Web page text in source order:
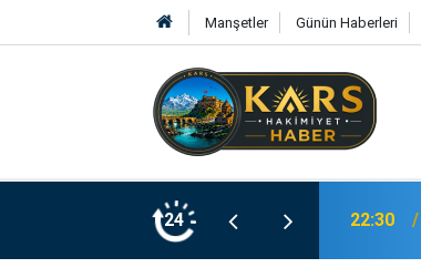
Manşetler Günün Haberleri
24 22:10